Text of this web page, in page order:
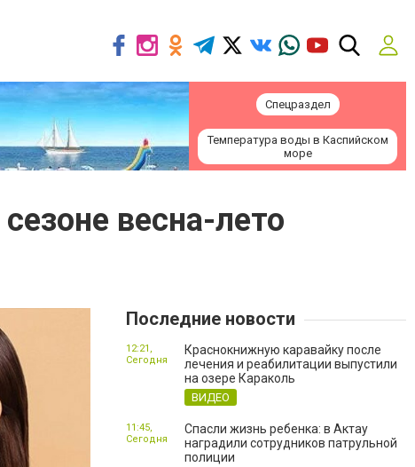
Спецраздел
Температура воды в Каспийском
море
весна-лето
Последние новости
Краснокнижную каравайку после
лечения и реабилитации выпустили
на озере Караколь
ВИДЕО
12:21,
Сегодня
Спасли жизнь ребенка: в Актау
наградили сотрудников патрульной
полиции
11:45,
Сегодня